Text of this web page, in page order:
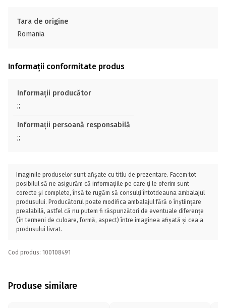
Tara de origine
Romania
Informații conformitate produs
Informații producător
;;
Informații persoană responsabilă
;;
Imaginile produselor sunt afișate cu titlu de prezentare. Facem tot
posibilul să ne asigurăm că informațiile pe care ți le oferim sunt
corecte și complete, însă te rugăm să consulți întotdeauna ambalajul
produsului. Producătorul poate modifica ambalajul fără o înștiințare
prealabilă, astfel că nu putem fi răspunzători de eventuale diferențe
(în termeni de culoare, formă, aspect) între imaginea afișată și cea a
produsului livrat.
Cod produs: 100108491
Produse similare